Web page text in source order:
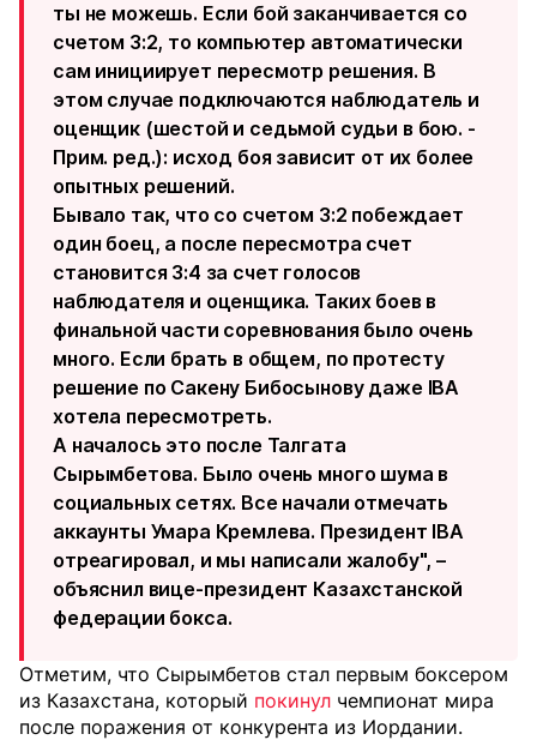
ты не можешь. Если бой заканчивается со
счетом 3:2, то компьютер автоматически
сам инициирует пересмотр решения. В
этом случае подключаются наблюдатель и
оценщик (шестой и седьмой судьи в бою. -
Прим. ред.): исход боя зависит от их более
опытных решений.
Бывало так, что со счетом 3:2 побеждает
один боец, а после пересмотра счет
становится 3:4 за счет голосов
наблюдателя и оценщика. Таких боев в
финальной части соревнования было очень
много. Если брать в общем, по протесту
решение по Сакену Бибосынову даже IBA
хотела пересмотреть.
А началось это после Талгата
Сырымбетова. Было очень много шума в
социальных сетях. Все начали отмечать
аккаунты Умара Кремлева. Президент IBA
отреагировал, и мы написали жалобу", –
объяснил вице-президент Казахстанской
федерации бокса.
Отметим, что Сырымбетов стал первым боксером
из Казахстана, который покинул чемпионат мира
после поражения от конкурента из Иордании.